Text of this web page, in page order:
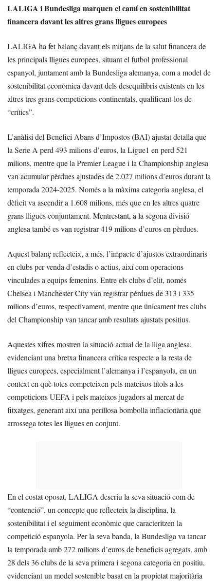
LALIGA i Bundesliga marquen el camí en sostenibilitat
financera davant les altres grans lligues europees
LALIGA ha fet balanç davant els mitjans de la salut financera de
les principals lligues europees, situant el futbol professional
espanyol, juntament amb la Bundesliga alemanya, com a model de
sostenibilitat econòmica davant dels desequilibris existents en les
altres tres grans competicions continentals, qualificant-los de
“crítics”.
L’anàlisi del Benefici Abans d’Impostos (BAI) ajustat detalla que
la Serie A perd 493 milions d’euros, la Ligue1 en perd 521
milions, mentre que la Premier League i la Championship anglesa
van acumular pèrdues ajustades de 2.027 milions d’euros durant la
temporada 2024-2025. Només a la màxima categoria anglesa, el
dèficit va ascendir a 1.608 milions, més que en les altres quatre
grans lligues conjuntament. Mentrestant, a la segona divisió
anglesa també es van registrar 419 milions d’euros en pèrdues.
Aquest balanç reflecteix, a més, l’impacte d’ajustos extraordinaris
en clubs per venda d’estadis o actius, així com operacions
vinculades a equips femenins. Entre els clubs d’elit, només
Chelsea i Manchester City van registrar pèrdues de 313 i 335
milions d’euros, respectivament, mentre que únicament tres clubs
del Championship van tancar amb resultats ajustats positius.
Aquestes xifres mostren la situació actual de la lliga anglesa,
evidenciant una bretxa financera crítica respecte a la resta de
lligues europees, especialment l’alemanya i l’espanyola, en un
context en què totes competeixen pels mateixos títols a les
competicions UEFA i pels mateixos jugadors al mercat de
fitxatges, generant així una perillosa bombolla inflacionària que
arrossega totes les lligues en conjunt.
En el costat oposat, LALIGA descriu la seva situació com de
“contenció”, un concepte que reflecteix la disciplina, la
sostenibilitat i el seguiment econòmic que caracteritzen la
competició espanyola. Per la seva banda, la Bundesliga va tancar
la temporada amb 272 milions d’euros de beneficis agregats, amb
28 dels 36 clubs de la seva primera i segona categoria en positiu,
evidenciant un model sostenible basat en la propietat majoritària